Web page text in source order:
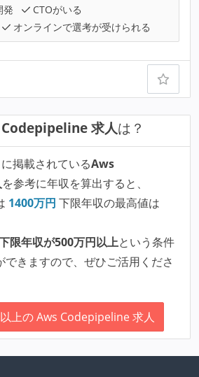
発
CTOがいる
オンラインで選考が受けられる
求人は？
に掲載されているAws
を参考に年収を算出すると、
1400万円 下限年収の最高値は
限年収が500万円以上という条件
できますので、ぜひご活用くださ
上の Aws Codepipeline 求人